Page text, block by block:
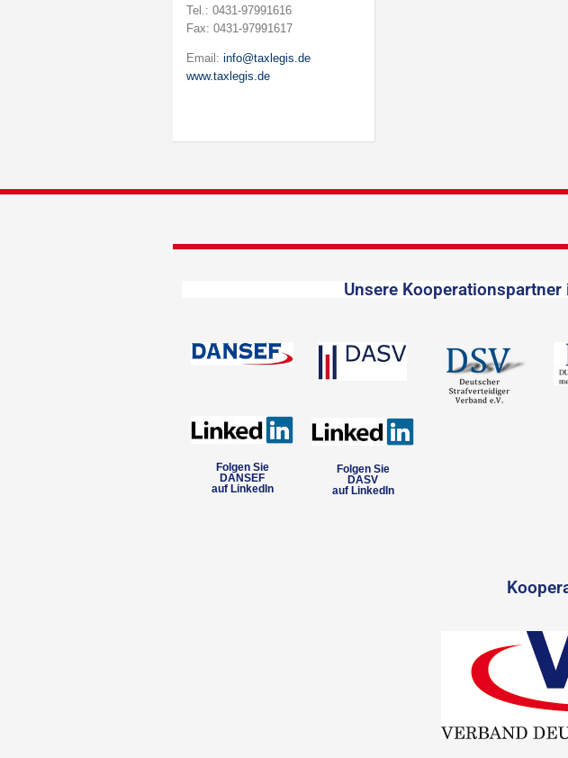
Tel.: 0431-97991616
Fax: 0431-97991617
Email: info@taxlegis.de
www.taxlegis.de
Unsere
Folgen Sie
DANSEF
auf LinkedIn
Folgen Sie
DASV
auf LinkedIn